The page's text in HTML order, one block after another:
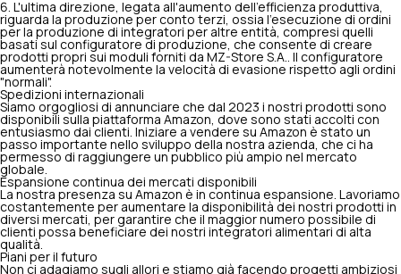
L'ultima direzione, legata all'aumento dell'efficienza produttiva,
riguarda la produzione per conto terzi, ossia l'esecuzione di ordini
per la produzione di integratori per altre entità, compresi quelli
basati sul configuratore di produzione, che consente di creare
prodotti propri sui moduli forniti da MZ-Store S.A.. Il configuratore
aumenterà notevolmente la velocità di evasione rispetto agli ordini
"normali".
Spedizioni internazionali
Siamo orgogliosi di annunciare che dal 2023 i nostri prodotti sono
disponibili sulla piattaforma Amazon, dove sono stati accolti con
entusiasmo dai clienti. Iniziare a vendere su Amazon è stato un
passo importante nello sviluppo della nostra azienda, che ci ha
permesso di raggiungere un pubblico più ampio nel mercato
globale.
Espansione continua dei mercati disponibili
La nostra presenza su Amazon è in continua espansione. Lavoriamo
costantemente per aumentare la disponibilità dei nostri prodotti in
diversi mercati, per garantire che il maggior numero possibile di
clienti possa beneficiare dei nostri integratori alimentari di alta
qualità.
Piani per il futuro
Non ci adagiamo sugli allori e stiamo già facendo progetti ambiziosi